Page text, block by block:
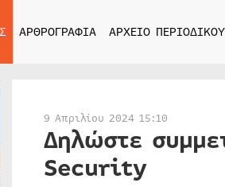
ΑΡΘΡΟΓΡΑΦΙΑ ΑΡΧΕΙΟ ΠΕΡΙΟΔΙΚΟΥ
9 Απριλίου 2024 15:10
Δηλώστε
Security